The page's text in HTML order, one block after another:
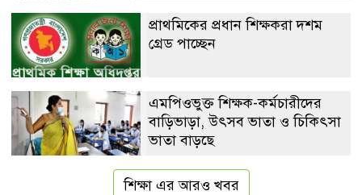
প্রাথমিকের প্রধান শিক্ষকরা দশম
গ্রেড পাচ্ছেন
এমপিওভুক্ত শিক্ষক-কর্মচারীদের
বাড়িভাড়া, উৎসব ভাতা ও চিকিৎসা
ভাতা বাড়ছে
শিক্ষা এর আরও খবর